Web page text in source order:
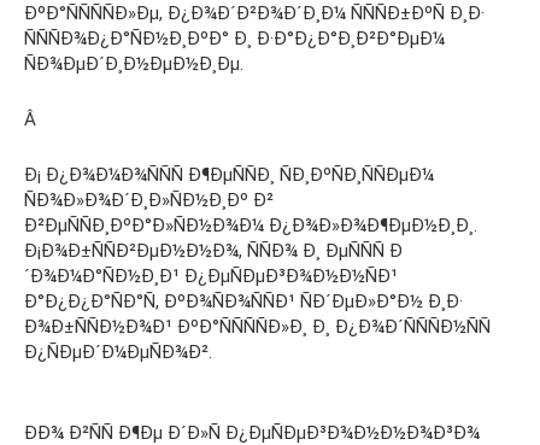
ÐºÐ°ÑÑÑÑÐ»Ðµ, Ð¿Ð¾Ð´Ð²Ð¾Ð´Ð¸Ð¼ ÑÑÑÐ±ÐºÑ Ð¸Ð·
ÑÑÑÐ¾Ð¿Ð°ÑÐ½Ð¸ÐºÐ° Ð¸ Ð·Ð°Ð¿Ð°Ð¸Ð²Ð°ÐµÐ¼
ÑÐ¾ÐµÐ´Ð¸Ð½ÐµÐ½Ð¸Ðµ.
Â
Ð¡ Ð¿Ð¾Ð¼Ð¾ÑÑÑ Ð¶ÐµÑÑÐ¸ ÑÐ¸ÐºÑÐ¸ÑÑÐµÐ¼
ÑÐ¾Ð»Ð¾Ð´Ð¸Ð»ÑÐ½Ð¸Ðº Ð²
Ð²ÐµÑÑÐ¸ÐºÐ°Ð»ÑÐ½Ð¾Ð¼ Ð¿Ð¾Ð»Ð¾Ð¶ÐµÐ½Ð¸Ð¸.
Ð¡Ð¾Ð±ÑÑÐ²ÐµÐ½Ð½Ð¾, ÑÑÐ¾ Ð¸ ÐµÑÑÑ Ð
´Ð¾Ð¼Ð°ÑÐ½Ð¸Ð¹ Ð¿ÐµÑÐµÐ³Ð¾Ð½Ð½ÑÐ¹
Ð°Ð¿Ð¿Ð°ÑÐ°Ñ, ÐºÐ¾ÑÐ¾ÑÑÐ¹ ÑÐ´ÐµÐ»Ð°Ð½ Ð¸Ð·
Ð¾Ð±ÑÑÐ½Ð¾Ð¹ ÐºÐ°ÑÑÑÑÐ»Ð¸ Ð¸ Ð¿Ð¾Ð´ÑÑÑÐ½ÑÑ
Ð¿ÑÐµÐ´Ð¼ÐµÑÐ¾Ð².
ÐÐ¾ Ð²ÑÑ Ð¶Ðµ Ð´Ð»Ñ Ð¿ÐµÑÐµÐ³Ð¾Ð½Ð½Ð¾Ð³Ð¾